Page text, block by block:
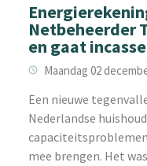
Netbeheerder
en gaat
Maandag 02
Een nieuwe
Nederlandse
mee brengen. Het